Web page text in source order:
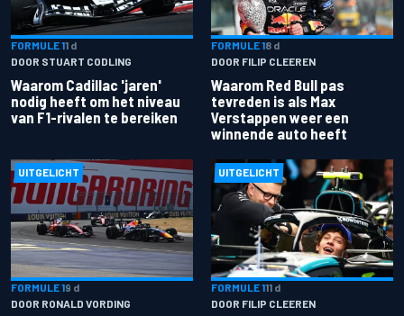
FORMULE 11 d
DOOR STUART CODLING
Waarom Cadillac 'jaren'
nodig heeft om het niveau
van F1-rivalen te bereiken
FORMULE 18 d
DOOR FILIP CLEEREN
Waarom Red Bull pas
tevreden is als Max
Verstappen weer een
winnende auto heeft
UITGELICHT
FORMULE 19 d
DOOR RONALD VORDING
UITGELICHT
FORMULE 111 d
DOOR FILIP CLEEREN